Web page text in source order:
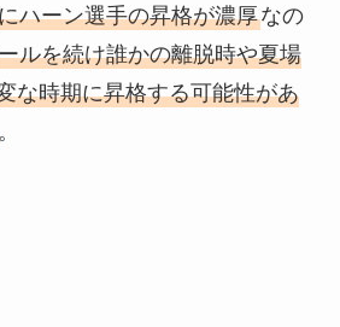
ハーン選手の昇格が濃厚なの
ルを続け誰かの離脱時や夏場
な時期に昇格する可能性があ